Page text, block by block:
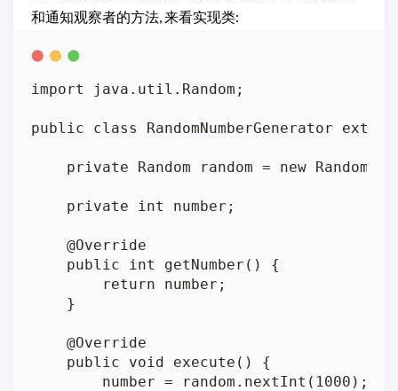
和通知观察者的方法, 来看实现类:
import java.util.Random;
public class RandomNumberGenerator
    private Random random = new Random();
    private int number;
    @Override
    public int getNumber() {
        return number;
    }
    @Override
    public void execute() {
        number = random.nextInt(1000);